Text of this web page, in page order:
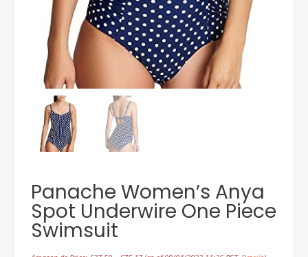
Panache Women’s Anya
Spot Underwire One Piece
Swimsuit